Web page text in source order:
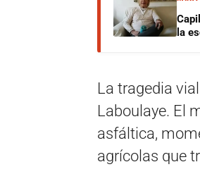
la
La tragedia
Laboulaye. El
asfáltica,
agrícolas que